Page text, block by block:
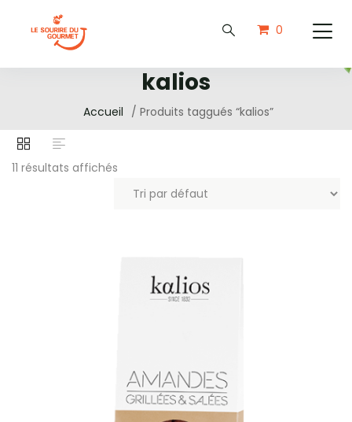
0
kalios
Accueil / Produits taggués “kalios”
11 résultats affichés